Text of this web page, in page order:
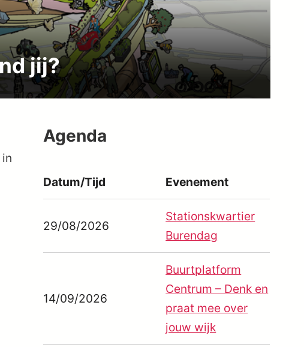
jij?
Agenda
Datum/Tijd Evenement
29/08/2026
Stationskwartier
Burendag
14/09/2026
Buurtplatform
Centrum – Denk en
praat mee over
jouw wijk